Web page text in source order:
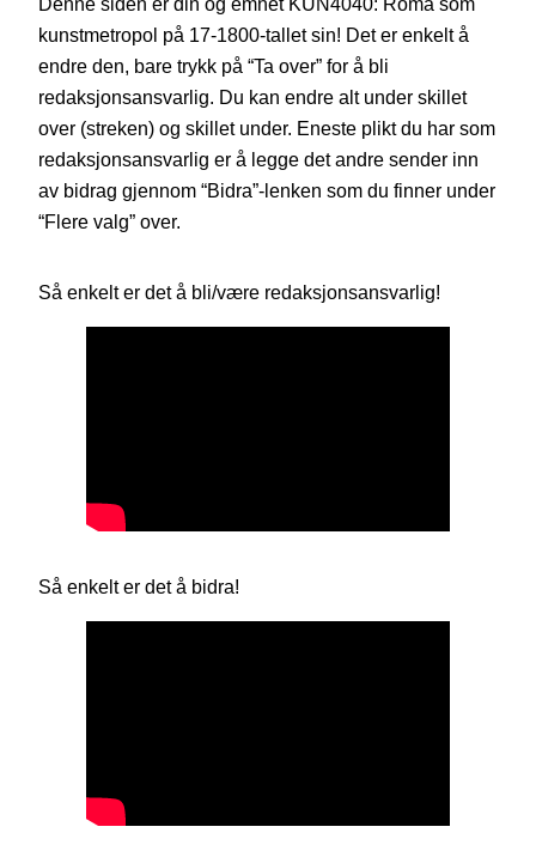
kunstmetropol på 17-1800-tallet sin! Det er enkelt å
endre den, bare trykk på “Ta over” for å bli
redaksjonsansvarlig. Du kan endre alt under skillet
over (streken) og skillet under. Eneste plikt du har som
redaksjonsansvarlig er å legge det andre sender inn
av bidrag gjennom “Bidra”-lenken som du finner under
“Flere valg” over.
Så enkelt er det å bli/være redaksjonsansvarlig!
Så enkelt er det å bidra!